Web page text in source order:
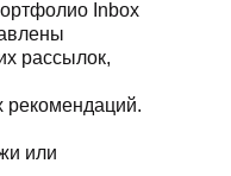
Inbox
рассылок,
рекомендаций.
или